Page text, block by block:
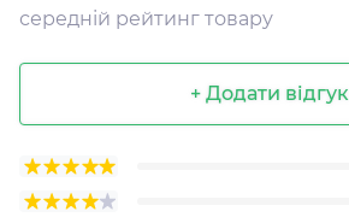
середній рейтинг товару
+ Додати відгук